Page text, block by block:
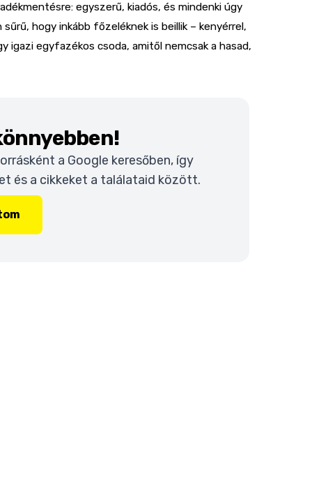
egyszerű, kiadós, és mindenki úgy
hogy inkább főzeléknek is beillik – kenyérrel,
egyfazékos csoda, amitől nemcsak a hasad,
a Google keresőben, így
és a cikkeket a találataid között.